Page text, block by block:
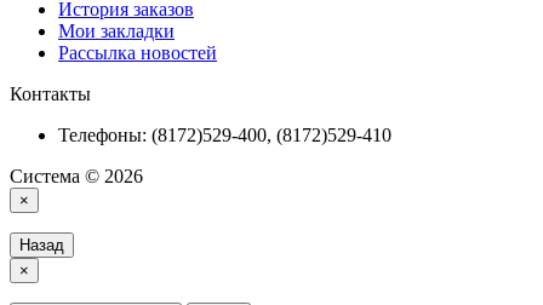
История заказов
Мои закладки
Рассылка новостей
Контакты
Телефоны: (8172)529-400, (8172)529-410
Система © 2026
×
Назад
×